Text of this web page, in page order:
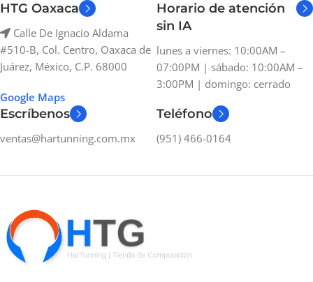
HTG Oaxaca
Calle De Ignacio Aldama
#510-B, Col. Centro, Oaxaca de
Juárez, México, C.P. 68000
Google Maps
Horario de atención
sin IA
lunes a viernes: 10:00AM –
07:00PM | sábado: 10:00AM –
3:00PM | domingo: cerrado
Escríbenos
ventas@hartunning.com.mx
Teléfono
(951) 466-0164